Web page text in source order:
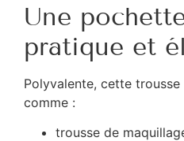
Une
pratique et
Polyvalente, cette
comme :
trousse de